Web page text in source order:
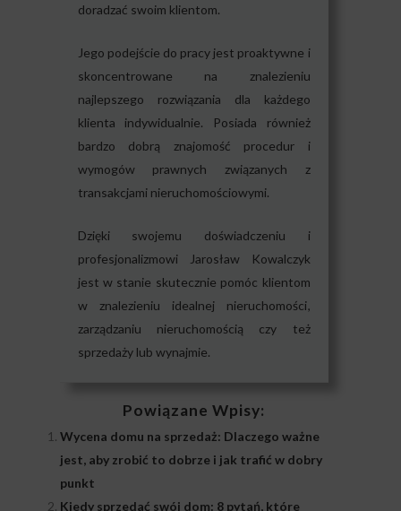
doradzać swoim klientom.
Jego podejście do pracy jest proaktywne i
skoncentrowane na znalezieniu
najlepszego rozwiązania dla każdego
klienta indywidualnie. Posiada również
bardzo dobrą znajomość procedur i
wymogów prawnych związanych z
transakcjami nieruchomościowymi.
Dzięki swojemu doświadczeniu i
profesjonalizmowi Jarosław Kowalczyk
jest w stanie skutecznie pomóc klientom
w znalezieniu idealnej nieruchomości,
zarządzaniu nieruchomością czy też
sprzedaży lub wynajmie.
Powiązane Wpisy:
Wycena domu na sprzedaż: Dlaczego ważne
jest, aby zrobić to dobrze i jak trafić w dobry
punkt
Kiedy sprzedać swój dom: 8 pytań, które